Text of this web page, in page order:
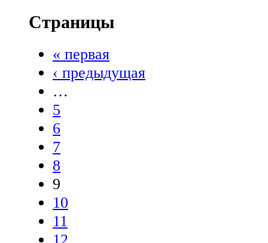
Страницы
« первая
‹ предыдущая
…
5
6
7
8
9
10
11
12